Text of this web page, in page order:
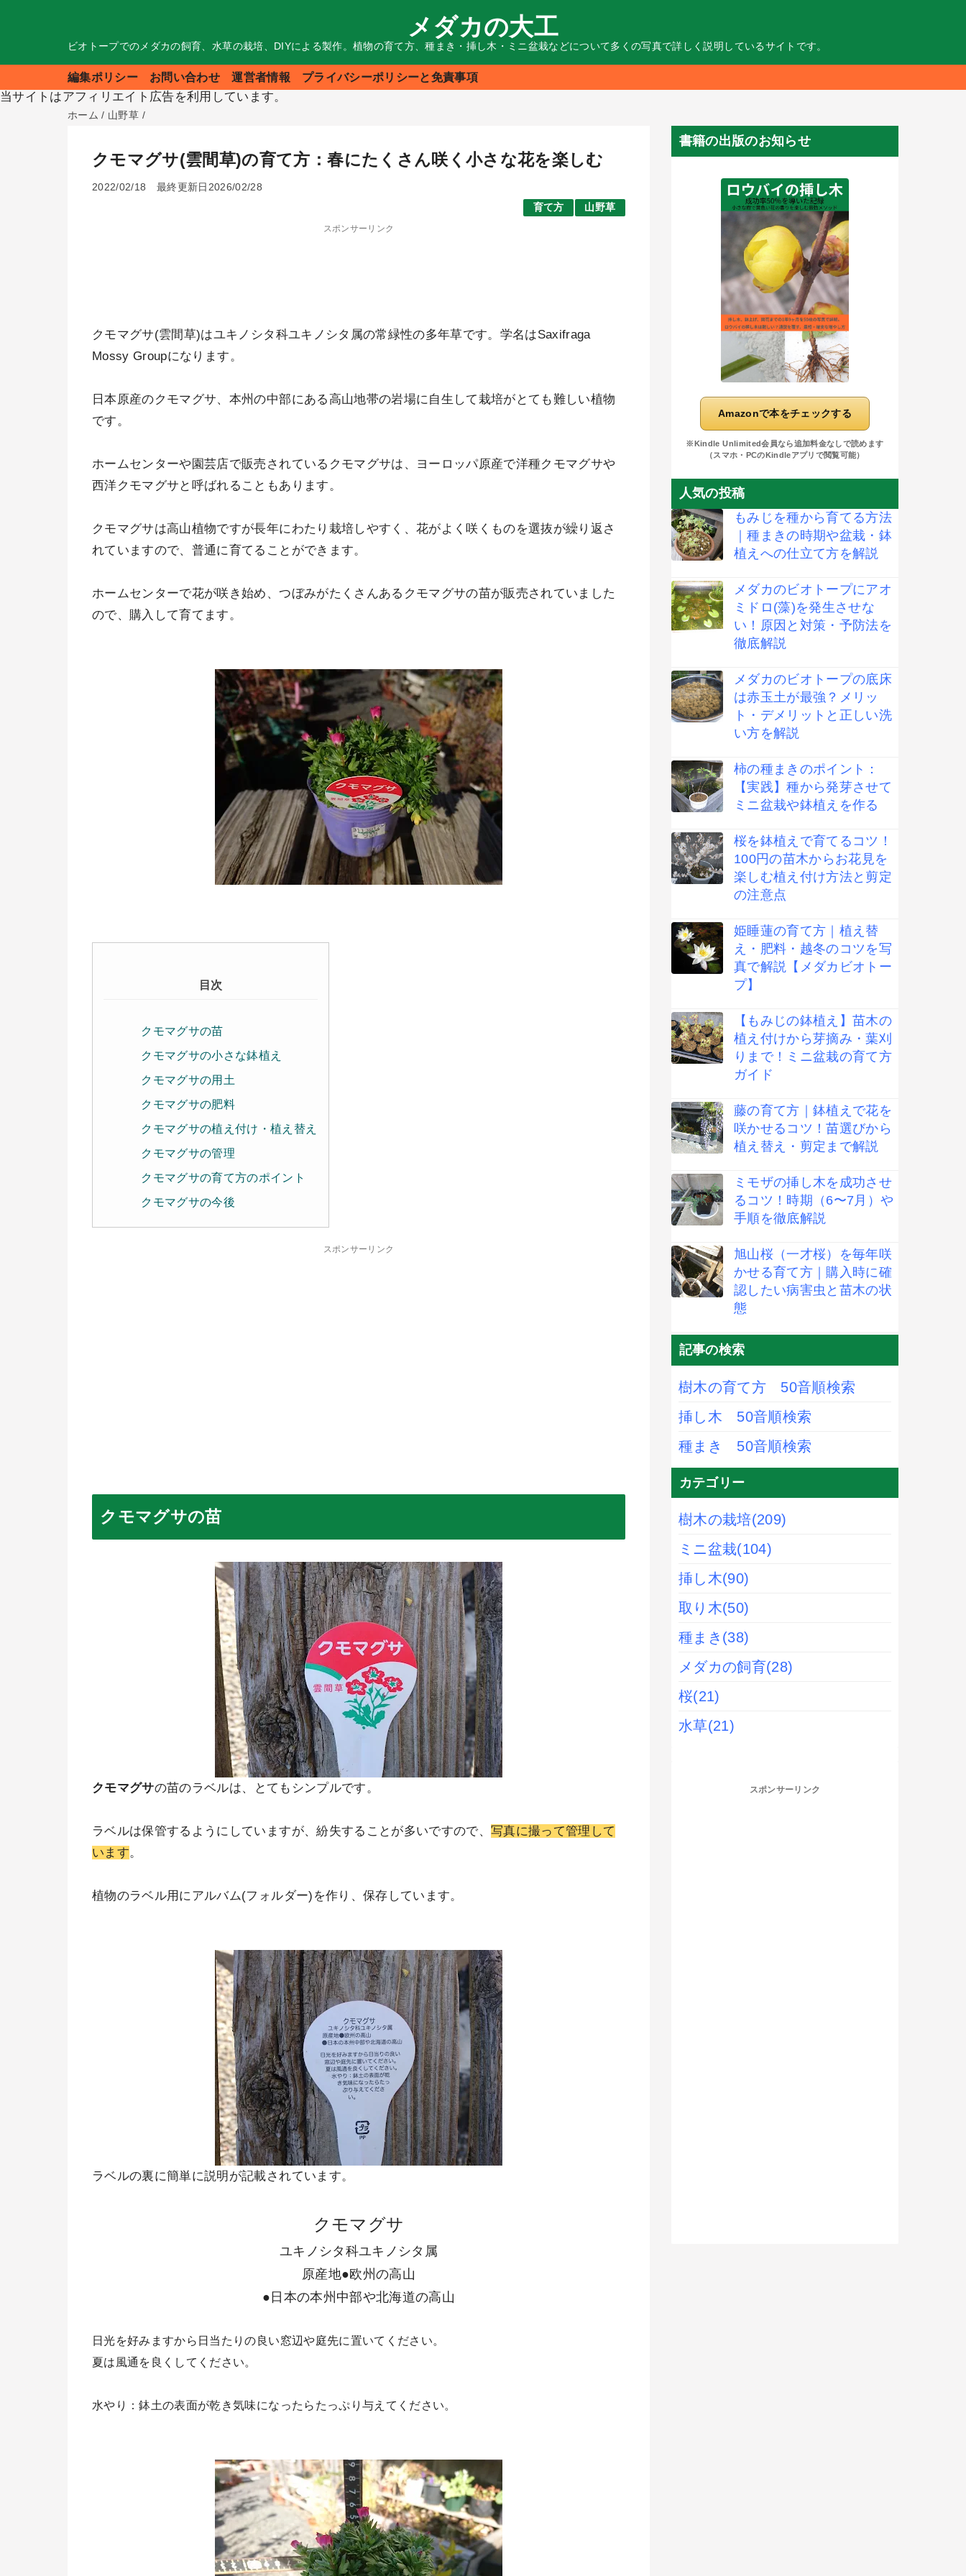
メダカの大工
ビオトープでのメダカの飼育、水草の栽培、DIYによる製作。植物の育て方、種まき・挿し木・ミニ盆栽などについて多くの写真で詳しく説明しているサイトです。
編集ポリシー お問い合わせ 運営者情報 プライバシーポリシーと免責事項
当サイトはアフィリエイト広告を利用しています。
ホーム / 山野草 /
クモマグサ(雲間草)の育て方：春にたくさん咲く小さな花を楽しむ
2022/02/18
最終更新日2026/02/28
育て方
山野草
スポンサーリンク
クモマグサ(雲間草)はユキノシタ科ユキノシタ属の常緑性の多年草です。学名はSaxifraga
Mossy Groupになります。
日本原産のクモマグサ、本州の中部にある高山地帯の岩場に自生して栽培がとても難しい植物
です。
ホームセンターや園芸店で販売されているクモマグサは、ヨーロッパ原産で洋種クモマグサや
西洋クモマグサと呼ばれることもあります。
クモマグサは高山植物ですが長年にわたり栽培しやすく、花がよく咲くものを選抜が繰り返さ
れていますので、普通に育てることができます。
ホームセンターで花が咲き始め、つぼみがたくさんあるクモマグサの苗が販売されていました
ので、購入して育てます。
目次
クモマグサの苗
クモマグサの小さな鉢植え
クモマグサの用土
クモマグサの肥料
クモマグサの植え付け・植え替え
クモマグサの管理
クモマグサの育て方のポイント
クモマグサの今後
スポンサーリンク
クモマグサの苗
クモマグサの苗のラベルは、とてもシンプルです。
ラベルは保管するようにしていますが、紛失することが多いですので、 写真に撮って管理して
います。
植物のラベル用にアルバム(フォルダー)を作り、保存しています。
ラベルの裏に簡単に説明が記載されています。
クモマグサ
ユキノシタ科ユキノシタ属
原産地●欧州の高山
●日本の本州中部や北海道の高山
日光を好みますから日当たりの良い窓辺や庭先に置いてください。
夏は風通を良くしてください。
水やり：鉢土の表面が乾き気味になったらたっぷり与えてください。
書籍の出版のお知らせ
Amazonで本をチェックする
※Kindle Unlimited会員なら追加料金なしで読めます
（スマホ・PCのKindleアプリで閲覧可能）
人気の投稿
もみじを種から育てる方法
｜種まきの時期や盆栽・鉢
植えへの仕立て方を解説
メダカのビオトープにアオ
ミドロ(藻)を発生させな
い！原因と対策・予防法を
徹底解説
メダカのビオトープの底床
は赤玉土が最強？メリッ
ト・デメリットと正しい洗
い方を解説
柿の種まきのポイント：
【実践】種から発芽させて
ミニ盆栽や鉢植えを作る
桜を鉢植えで育てるコツ！
100円の苗木からお花見を
楽しむ植え付け方法と剪定
の注意点
姫睡蓮の育て方｜植え替
え・肥料・越冬のコツを写
真で解説【メダカビオトー
プ】
【もみじの鉢植え】苗木の
植え付けから芽摘み・葉刈
りまで！ミニ盆栽の育て方
ガイド
藤の育て方｜鉢植えで花を
咲かせるコツ！苗選びから
植え替え・剪定まで解説
ミモザの挿し木を成功させ
るコツ！時期（6〜7月）や
手順を徹底解説
旭山桜（一才桜）を毎年咲
かせる育て方｜購入時に確
認したい病害虫と苗木の状
態
記事の検索
樹木の育て方 50音順検索
挿し木 50音順検索
種まき 50音順検索
カテゴリー
樹木の栽培(209)
ミニ盆栽(104)
挿し木(90)
取り木(50)
種まき (38)
メダカの飼育(28)
桜(21)
水草(21)
スポンサーリンク